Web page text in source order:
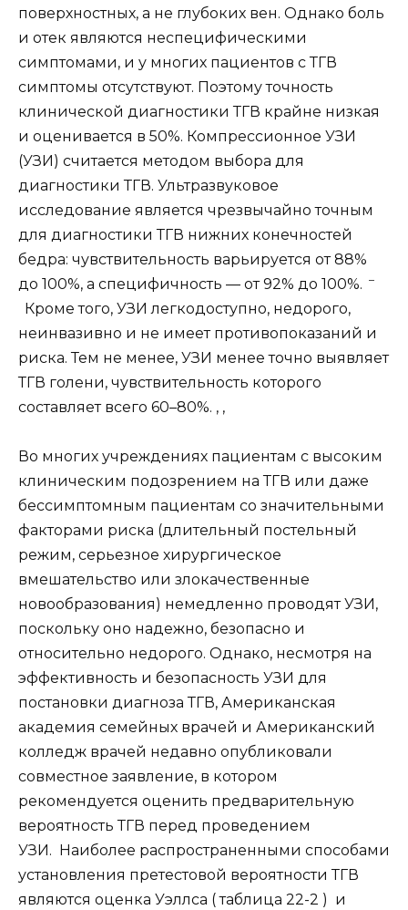
поверхностных, а не глубоких вен. Однако боль
и отек являются неспецифическими
симптомами, и у многих пациентов с ТГВ
симптомы отсутствуют. Поэтому точность
клинической диагностики ТГВ крайне низкая
и оценивается в 50%. Компрессионное УЗИ
(УЗИ) считается методом выбора для
диагностики ТГВ. Ультразвуковое
исследование является чрезвычайно точным
для диагностики ТГВ нижних конечностей
бедра: чувствительность варьируется от 88%
до 100%, а специфичность — от 92% до 100%. –
Кроме того, УЗИ легкодоступно, недорого,
неинвазивно и не имеет противопоказаний и
риска. Тем не менее, УЗИ менее точно выявляет
ТГВ голени, чувствительность которого
составляет всего 60–80%. , ,
Во многих учреждениях пациентам с высоким
клиническим подозрением на ТГВ или даже
бессимптомным пациентам со значительными
факторами риска (длительный постельный
режим, серьезное хирургическое
вмешательство или злокачественные
новообразования) немедленно проводят УЗИ,
поскольку оно надежно, безопасно и
относительно недорого. Однако, несмотря на
эффективность и безопасность УЗИ для
постановки диагноза ТГВ, Американская
академия семейных врачей и Американский
колледж врачей недавно опубликовали
совместное заявление, в котором
рекомендуется оценить предварительную
вероятность ТГВ перед проведением
УЗИ. Наиболее распространенными способами
установления претестовой вероятности ТГВ
являются оценка Уэллса ( таблица 22-2 ) и